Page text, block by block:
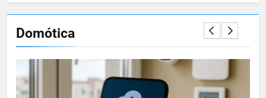
Diferencias entre circuitos de
INSTALACIONES ELÉCTRICAS
Domótica